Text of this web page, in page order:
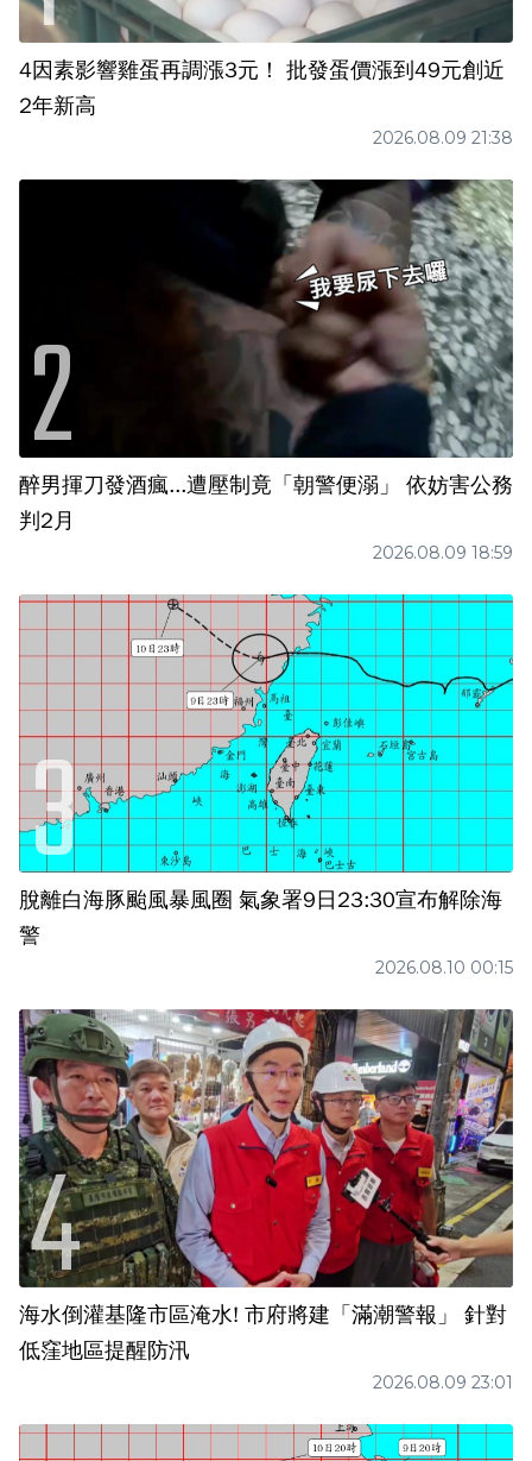
4因素影響雞蛋再調漲3元！ 批發蛋價漲到49元創近
2年新高
2026.08.09 21:38
醉男揮刀發酒瘋...遭壓制竟「朝警便溺」 依妨害公務
判2月
2026.08.09 18:59
脫離白海豚颱風暴風圈 氣象署9日23:30宣布解除海
警
2026.08.10 00:15
海水倒灌基隆市區淹水! 市府將建「滿潮警報」 針對
低窪地區提醒防汛
2026.08.09 23:01